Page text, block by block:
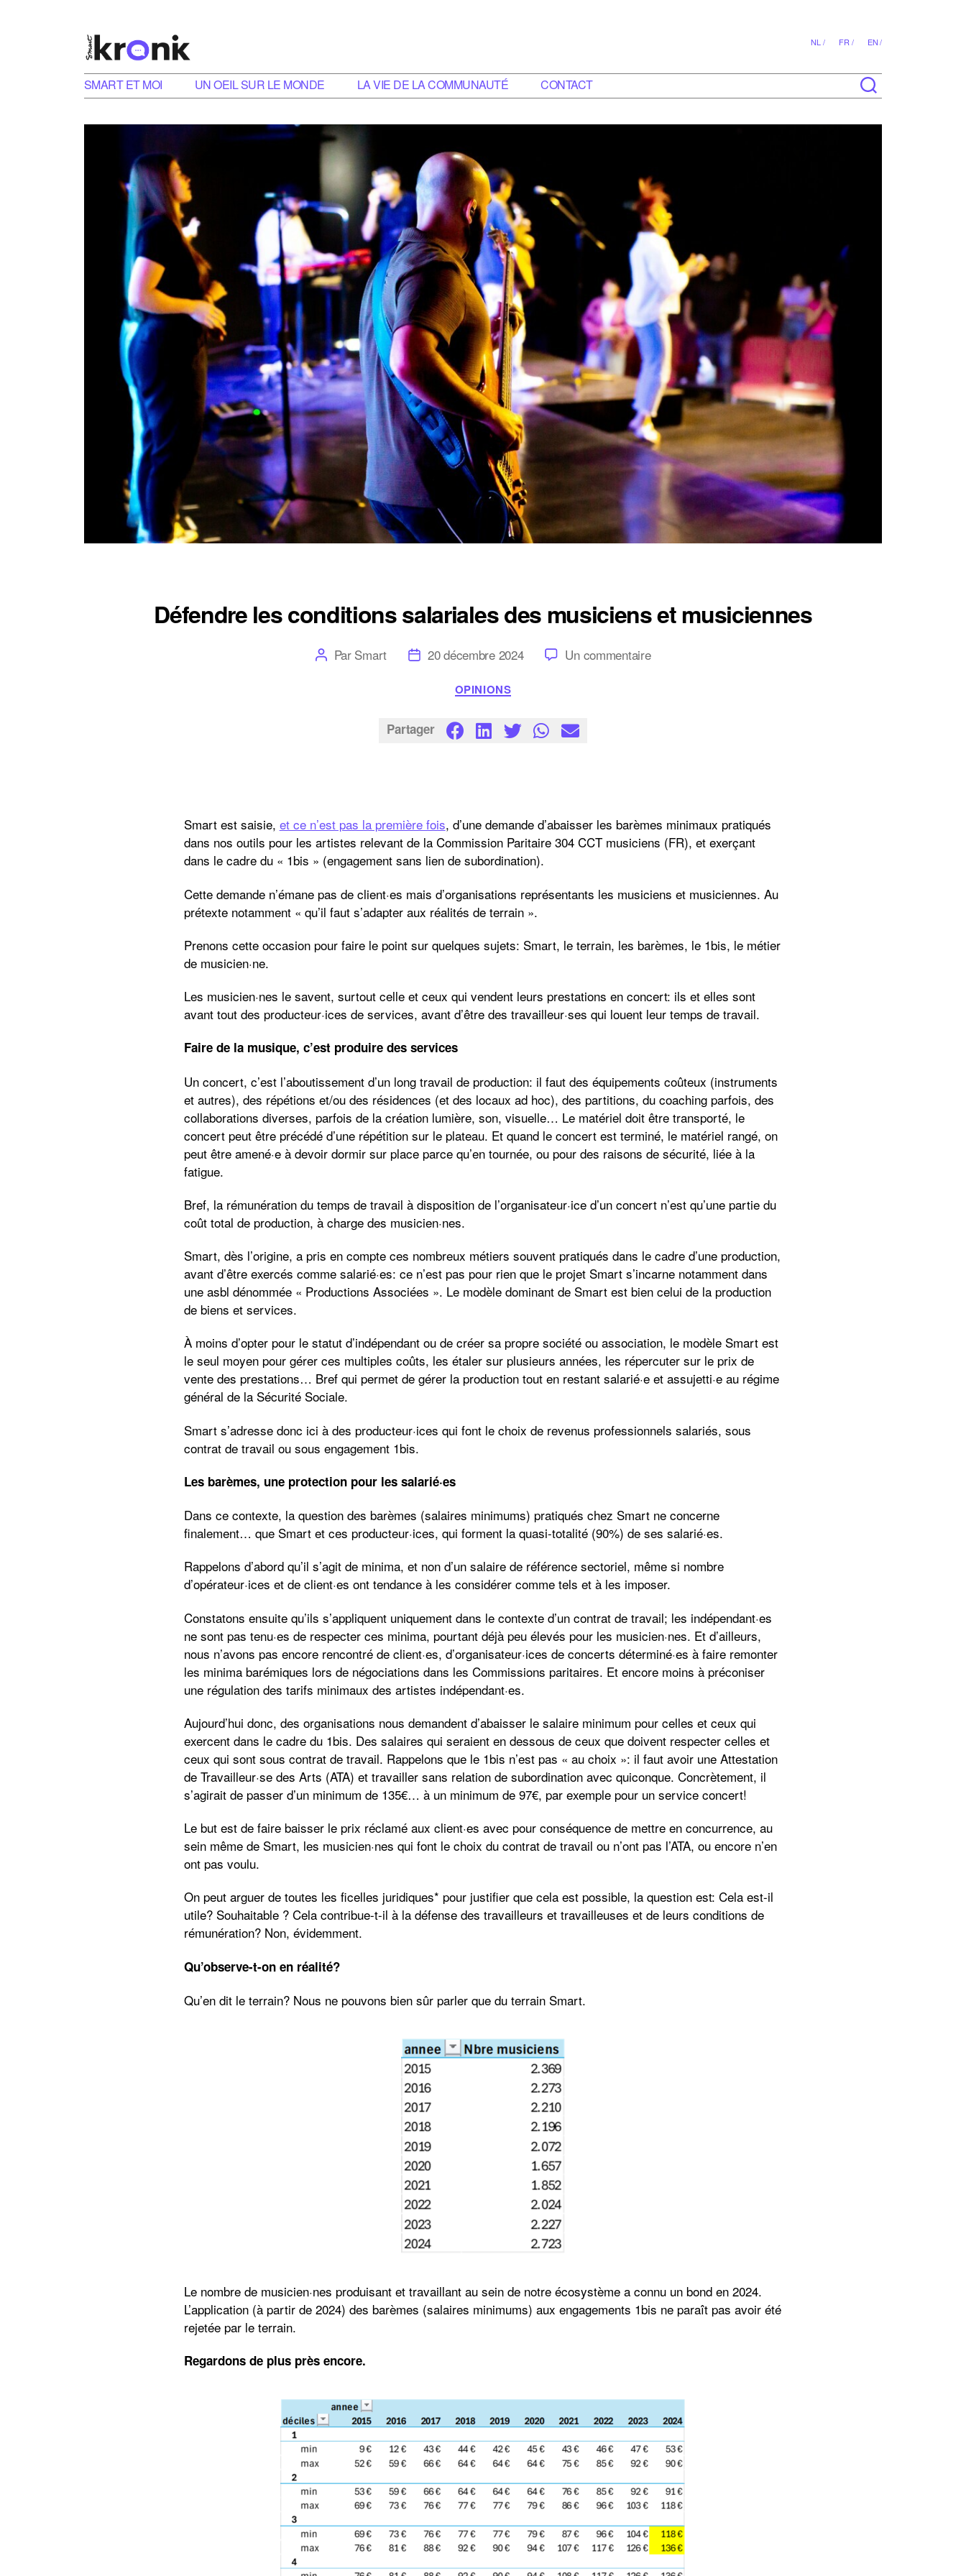
NL / FR / EN /
SMART ET MOI UN OEIL SUR LE MONDE LA VIE DE LA COMMUNAUTÉ CONTACT
Défendre les conditions salariales des musiciens et musiciennes
Auteur
de
Par Smart Date
de
20 décembre 2024 Un commentairesur
Catégories
OPINIONS
Partager
Smart est saisie, et ce n’est pas la première fois, d’une demande d’abaisser les barèmes minimaux pratiqués
dans nos outils pour les artistes relevant de la Commission Paritaire 304 CCT musiciens (FR), et exerçant
dans le cadre du « 1bis » (engagement sans lien de subordination).
Cette demande n’émane pas de client·es mais d’organisations représentants les musiciens et musiciennes. Au
prétexte notamment « qu’il faut s’adapter aux réalités de terrain ».
Prenons cette occasion pour faire le point sur quelques sujets: Smart, le terrain, les barèmes, le 1bis, le métier
de musicien·ne.
Les musicien·nes le savent, surtout celle et ceux qui vendent leurs prestations en concert: ils et elles sont
avant tout des producteur·ices de services, avant d’être des travailleur·ses qui louent leur temps de travail.
Faire de la musique, c’est produire des services
Un concert, c’est l’aboutissement d’un long travail de production: il faut des équipements coûteux (instruments
et autres), des répétions et/ou des résidences (et des locaux ad hoc), des partitions, du coaching parfois, des
collaborations diverses, parfois de la création lumière, son, visuelle… Le matériel doit être transporté, le
concert peut être précédé d’une répétition sur le plateau. Et quand le concert est terminé, le matériel rangé, on
peut être amené·e à devoir dormir sur place parce qu’en tournée, ou pour des raisons de sécurité, liée à la
fatigue.
Bref, la rémunération du temps de travail à disposition de l’organisateur·ice d’un concert n’est qu’une partie du
coût total de production, à charge des musicien·nes.
Smart, dès l’origine, a pris en compte ces nombreux métiers souvent pratiqués dans le cadre d’une production,
avant d’être exercés comme salarié·es: ce n’est pas pour rien que le projet Smart s’incarne notamment dans
une asbl dénommée « Productions Associées ». Le modèle dominant de Smart est bien celui de la production
de biens et services.
À moins d’opter pour le statut d’indépendant ou de créer sa propre société ou association, le modèle Smart est
le seul moyen pour gérer ces multiples coûts, les étaler sur plusieurs années, les répercuter sur le prix de
vente des prestations… Bref qui permet de gérer la production tout en restant salarié·e et assujetti·e au régime
général de la Sécurité Sociale.
Smart s’adresse donc ici à des producteur·ices qui font le choix de revenus professionnels salariés, sous
contrat de travail ou sous engagement 1bis.
Les barèmes, une protection pour les salarié·es
Dans ce contexte, la question des barèmes (salaires minimums) pratiqués chez Smart ne concerne
finalement… que Smart et ces producteur·ices, qui forment la quasi-totalité (90%) de ses salarié·es.
Rappelons d’abord qu’il s’agit de minima, et non d’un salaire de référence sectoriel, même si nombre
d’opérateur·ices et de client·es ont tendance à les considérer comme tels et à les imposer.
Constatons ensuite qu’ils s’appliquent uniquement dans le contexte d’un contrat de travail; les indépendant·es
ne sont pas tenu·es de respecter ces minima, pourtant déjà peu élevés pour les musicien·nes. Et d’ailleurs,
nous n’avons pas encore rencontré de client·es, d’organisateur·ices de concerts déterminé·es à faire remonter
les minima barémiques lors de négociations dans les Commissions paritaires. Et encore moins à préconiser
une régulation des tarifs minimaux des artistes indépendant·es.
Aujourd’hui donc, des organisations nous demandent d’abaisser le salaire minimum pour celles et ceux qui
exercent dans le cadre du 1bis. Des salaires qui seraient en dessous de ceux que doivent respecter celles et
ceux qui sont sous contrat de travail. Rappelons que le 1bis n’est pas « au choix »: il faut avoir une Attestation
de Travailleur·se des Arts (ATA) et travailler sans relation de subordination avec quiconque. Concrètement, il
s’agirait de passer d’un minimum de 135€… à un minimum de 97€, par exemple pour un service concert!
Le but est de faire baisser le prix réclamé aux client·es avec pour conséquence de mettre en concurrence, au
sein même de Smart, les musicien·nes qui font le choix du contrat de travail ou n’ont pas l’ATA, ou encore n’en
ont pas voulu.
On peut arguer de toutes les ficelles juridiques* pour justifier que cela est possible, la question est: Cela est-il
utile? Souhaitable ? Cela contribue-t-il à la défense des travailleurs et travailleuses et de leurs conditions de
rémunération? Non, évidemment.
Qu’observe-t-on en réalité?
Qu’en dit le terrain? Nous ne pouvons bien sûr parler que du terrain Smart.
Le nombre de musicien·nes produisant et travaillant au sein de notre écosystème a connu un bond en 2024.
L’application (à partir de 2024) des barèmes (salaires minimums) aux engagements 1bis ne paraît pas avoir été
rejetée par le terrain.
Regardons de plus près encore.